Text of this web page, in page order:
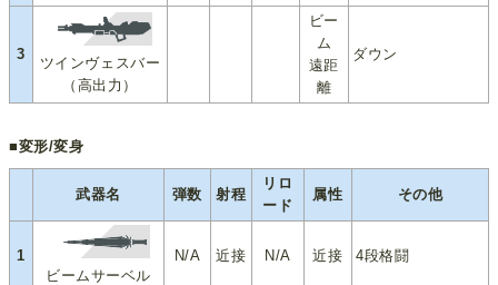
3
ツインヴェスバー
（高出力）
ビー
ム
遠距
離
ダウン
■変形/変身
武器名 弾数 射程
リロ
ード
属性 その他
1
ビームサーベル
N/A 近接 N/A 近接 4段格闘